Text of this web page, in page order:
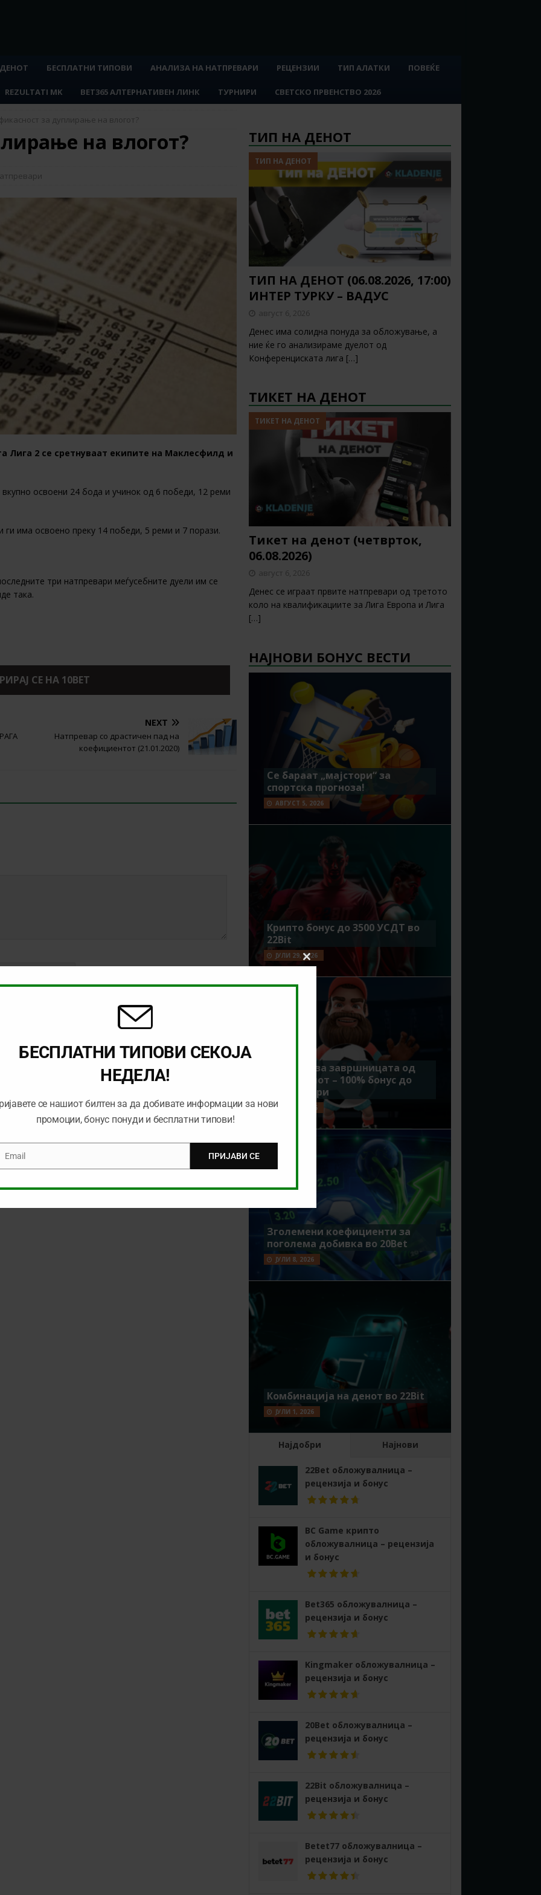
БЕСПЛАТНИ ТИПОВИ АНАЛИЗА НА НАТПРЕВАРИ РЕЦЕНЗИИ ТИП АЛАТКИ ПОВЕЌЕ
REZULTATI MK BET365 АЛТЕРНАТИВЕН ЛИНК ТУРНИРИ СВЕТСКО ПРВЕНСТВО 2026
за дуплирање на влогот?
на влогот?
Лига 2 се сретнуваат екипите на Маклесфилд и
вкупно освоени 24 бода и учинок од 6 победи, 12 реми
ги има освоено преку 14 победи, 5 реми и 7 порази.
три натпревари меѓусебните дуели им се
така.
СЕ НА 10BET
NEXT
Натпревар со драстичен пад на
коефициентот (21.01.2020)
for the next time I comment.
ТИП НА ДЕНОТ
ТИП НА ДЕНОТ
ТИП НА ДЕНОТ (06.08.2026, 17:00)
ИНТЕР ТУРКУ – ВАДУС
август 6, 2026
Денес има солидна понуда за обложување, а
ние ќе го анализираме дуелот од
Конференциската лига […]
ТИКЕТ НА ДЕНОТ
ТИКЕТ НА ДЕНОТ
Тикет на денот (четврток,
06.08.2026)
август 6, 2026
Денес се играат првите натпревари од третото
коло на квалификациите за Лига Европа и Лига
[…]
НАЈНОВИ БОНУС ВЕСТИ
Се бараат „мајстори“ за
спортска прогноза!
АВГУСТ 5, 2026
Крипто бонус до 3500 УСДТ во
22Bit
ЈУЛИ 29, 2026
Идеално за завршницата од
Мундијалот – 100% бонус до
7500 денари
ЈУЛИ 15, 2026
Зголемени коефициенти за
поголема добивка во 20Bet
ЈУЛИ 8, 2026
Комбинација на денот во 22Bit
ЈУЛИ 1, 2026
Најдобри Најнови
22Bet обложувалница –
рецензија и бонус
BC Game крипто
обложувалница – рецензија
и бонус
Bet365 обложувалница –
рецензија и бонус
Kingmaker обложувалница –
рецензија и бонус
20Bet обложувалница –
рецензија и бонус
22Bit обложувалница –
рецензија и бонус
Betet77 обложувалница –
рецензија и бонус
Close
module
БЕСПЛАТНИ ТИПОВИ СЕКОЈА
НЕДЕЛА!
се нашиот билтен за да добивате информации за нови
промоции, бонус понуди и бесплатни типови!
Email ПРИЈАВИ СЕ